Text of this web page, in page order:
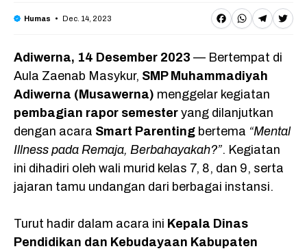
Humas Dec. 14, 2023
F
c
e
b
o
o
k
W
a
t
s
A
p
p
T
l
e
g
r
a
m
T
it
r
Adiwerna, 14 Desember 2023 — Bertempat di
Aula Zaenab Masykur, SMP Muhammadiyah
Adiwerna (Musawerna) menggelar kegiatan
pembagian rapor semester yang dilanjutkan
dengan acara Smart Parenting bertema “Mental
Illness pada Remaja, Berbahayakah?”. Kegiatan
ini dihadiri oleh wali murid kelas 7, 8, dan 9, serta
jajaran tamu undangan dari berbagai instansi.
Turut hadir dalam acara ini Kepala Dinas
Pendidikan dan Kebudayaan Kabupaten